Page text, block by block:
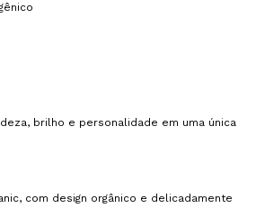
brilho e personalidade em uma única
com design orgânico e delicadamente